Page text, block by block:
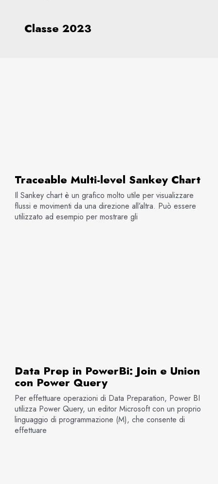
Classe 2023
Traceable Multi-level Sankey Chart
Il Sankey chart è un grafico molto utile per visualizzare
flussi e movimenti da una direzione all’altra. Può essere
utilizzato ad esempio per mostrare gli
Data Prep in PowerBi: Join e Union
con Power Query
Per effettuare operazioni di Data Preparation, Power BI
utilizza Power Query, un editor Microsoft con un proprio
linguaggio di programmazione (M), che consente di
effettuare